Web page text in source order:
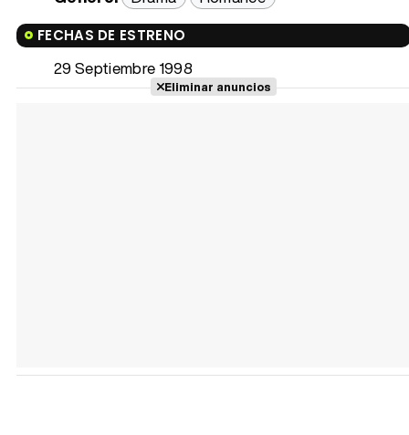
FECHAS DE ESTRENO
29 Septiembre 1998
Eliminar anuncios